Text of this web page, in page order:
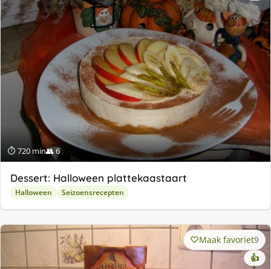
⏱ 720 min👥 6
Dessert: Halloween plattekaastaart
Halloween Seizoensrecepten
Maak favoriet9
👍